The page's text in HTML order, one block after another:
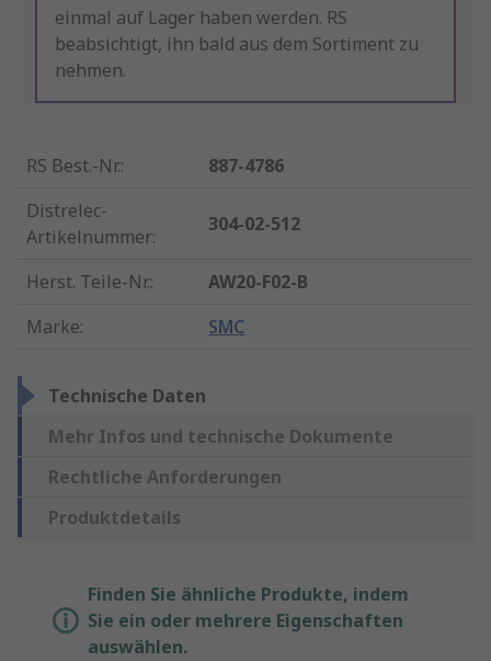
einmal auf Lager haben werden. RS
beabsichtigt, ihn bald aus dem Sortiment zu
nehmen.
RS Best.-Nr.:
887-4786
Distrelec-
Artikelnummer:
304-02-512
Herst. Teile-Nr.:
AW20-F02-B
Marke: SMC
Technische Daten
Mehr Infos und technische Dokumente
Rechtliche Anforderungen
Produktdetails
Finden Sie ähnliche Produkte, indem
Sie ein oder mehrere Eigenschaften
auswählen.